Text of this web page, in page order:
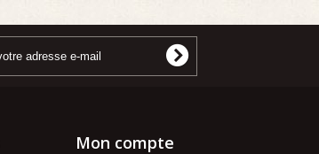
Mon compte